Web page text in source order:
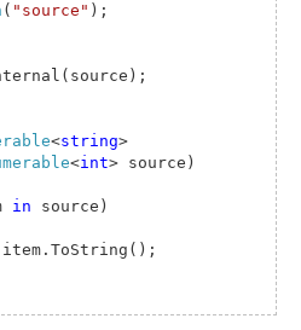
( "source" );
<string>
<int> source)
in source)
item.ToString();